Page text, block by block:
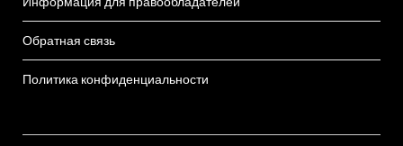
Обратная связь
Политика конфиденциальности